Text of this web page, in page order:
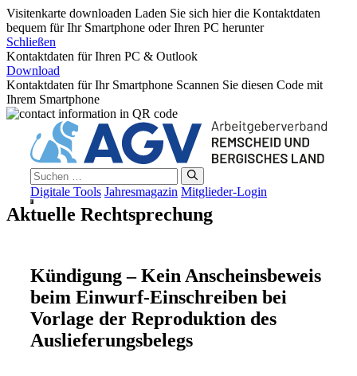
Visitenkarte downloaden Laden Sie sich hier die Kontaktdaten
bequem für Ihr Smartphone oder Ihren PC herunter
Schließen
Kontaktdaten für Ihren PC & Outlook
Download
Kontaktdaten für Ihr Smartphone Scannen Sie diesen Code mit
Ihrem Smartphone
Inhalt
springen
Suchen
nach:
Digitale Tools Jahresmagazin Mitglieder-Login
Menü
Aktuelle Rechtsprechung
Kündigung – Kein Anscheinsbeweis
beim Einwurf-Einschreiben bei
Vorlage der Reproduktion des
Auslieferungsbelegs